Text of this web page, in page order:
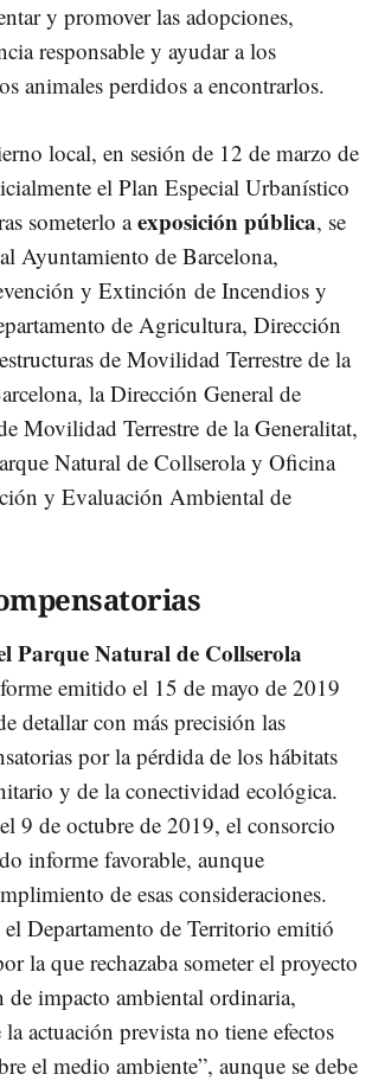
y promover las adopciones,
responsable y ayudar a los
animales perdidos a encontrarlos.
local, en sesión de 12 de marzo de
el Plan Especial Urbanístico
someterlo aexposición pública, se
Ayuntamiento de Barcelona,
y Extinción de Incendios y
de Agricultura, Dirección
de Movilidad Terrestre de la
la Dirección General de
Movilidad Terrestre de la Generalitat,
Natural de Collserola y Oficina
y Evaluación Ambiental de
Parque Natural de Collserola
emitido el 15 de mayo de 2019
detallar con más precisión las
por la pérdida de los hábitats
y de la conectividad ecológica.
9 de octubre de 2019, el consorcio
informe favorable, aunque
de esas consideraciones.
Departamento de Territorio emitió
la que rechazaba someter el proyecto
de impacto ambiental ordinaria,
actuación prevista no tiene efectos
el medio ambiente”, aunque se debe